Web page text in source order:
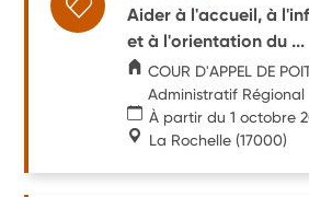
Aider à l'accueil, à
et à l'orientation du ...
COUR D'APPEL DE
Administratif Régional
À partir du 1 octobre
La Rochelle (17000)